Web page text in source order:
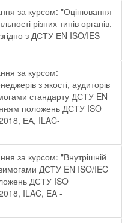
за курсом: "Оцінювання
різних типів органів,
з ДСТУ ЕN ISO/IES
за курсом:
з якості, аудиторів
стандарту ДСТУ EN
положень ДСТУ ISO
ЕА, ILAC-
за курсом: "Внутрішній
вимогами ДСТУ EN ISO/IEC
ДСТУ ISO
ILAC, EA -